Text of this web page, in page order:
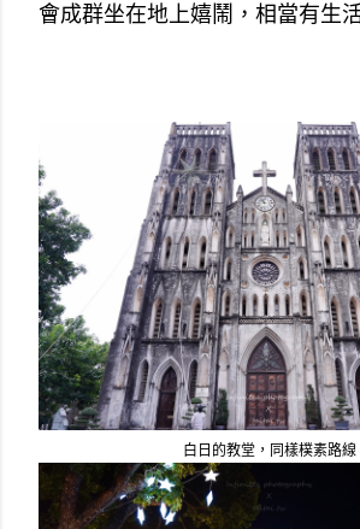
會成群坐在地上嬉鬧，相當有生
白日的教堂，同樣樸素路線